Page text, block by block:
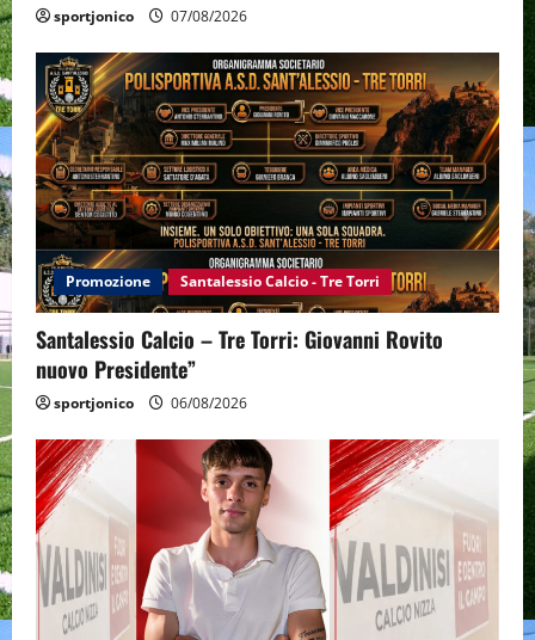
sportjonico 07/08/2026
Promozione Santalessio Calcio - Tre Torri
Santalessio Calcio – Tre Torri: Giovanni Rovito
nuovo Presidente”
sportjonico 06/08/2026